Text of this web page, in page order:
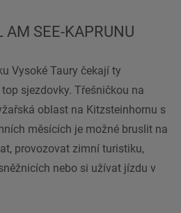
AM SEE-KAPRUNU
Vysoké Taury čekají ty
sjezdovky. Třešničkou na
oblast na Kitzsteinhornu s
měsících je možné bruslit na
provozovat zimní turistiku,
nebo si užívat jízdu v